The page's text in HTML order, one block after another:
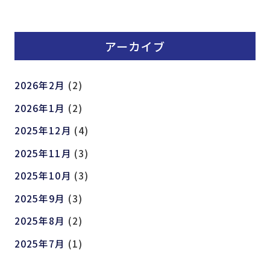
アーカイブ
2026年2月 (2)
2026年1月 (2)
2025年12月 (4)
2025年11月 (3)
2025年10月 (3)
2025年9月 (3)
2025年8月 (2)
2025年7月 (1)